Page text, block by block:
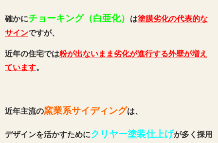
確かにチョーキング（白亜化） は塗膜劣化の代表的な
サインですが、
近年の住宅では粉が出ないまま劣化が進行する外壁が増え
ています。
近年主流の窯業系サイディングは、
デザインを活かすためにクリヤー塗装仕上げが多く採用